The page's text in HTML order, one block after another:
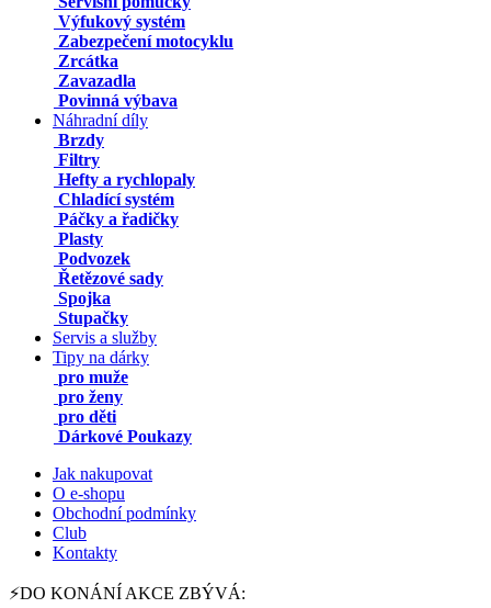
Výfukový systém
Zabezpečení motocyklu
Zrcátka
Zavazadla
Povinná výbava
Náhradní díly
Brzdy
Filtry
Hefty a rychlopaly
Chladící systém
Páčky a řadičky
Plasty
Podvozek
Řetězové sady
Spojka
Stupačky
Servis a služby
Tipy na dárky
pro muže
pro ženy
pro děti
Dárkové Poukazy
Jak nakupovat
O e-shopu
Obchodní podmínky
Club
Kontakty
⚡DO KONÁNÍ AKCE ZBÝVÁ: